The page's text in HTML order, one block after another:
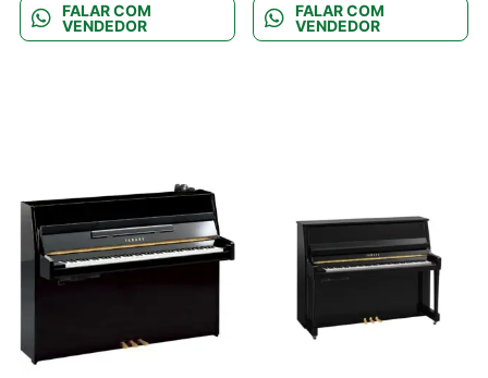
FALAR COM
VENDEDOR
FALAR COM
VENDEDOR